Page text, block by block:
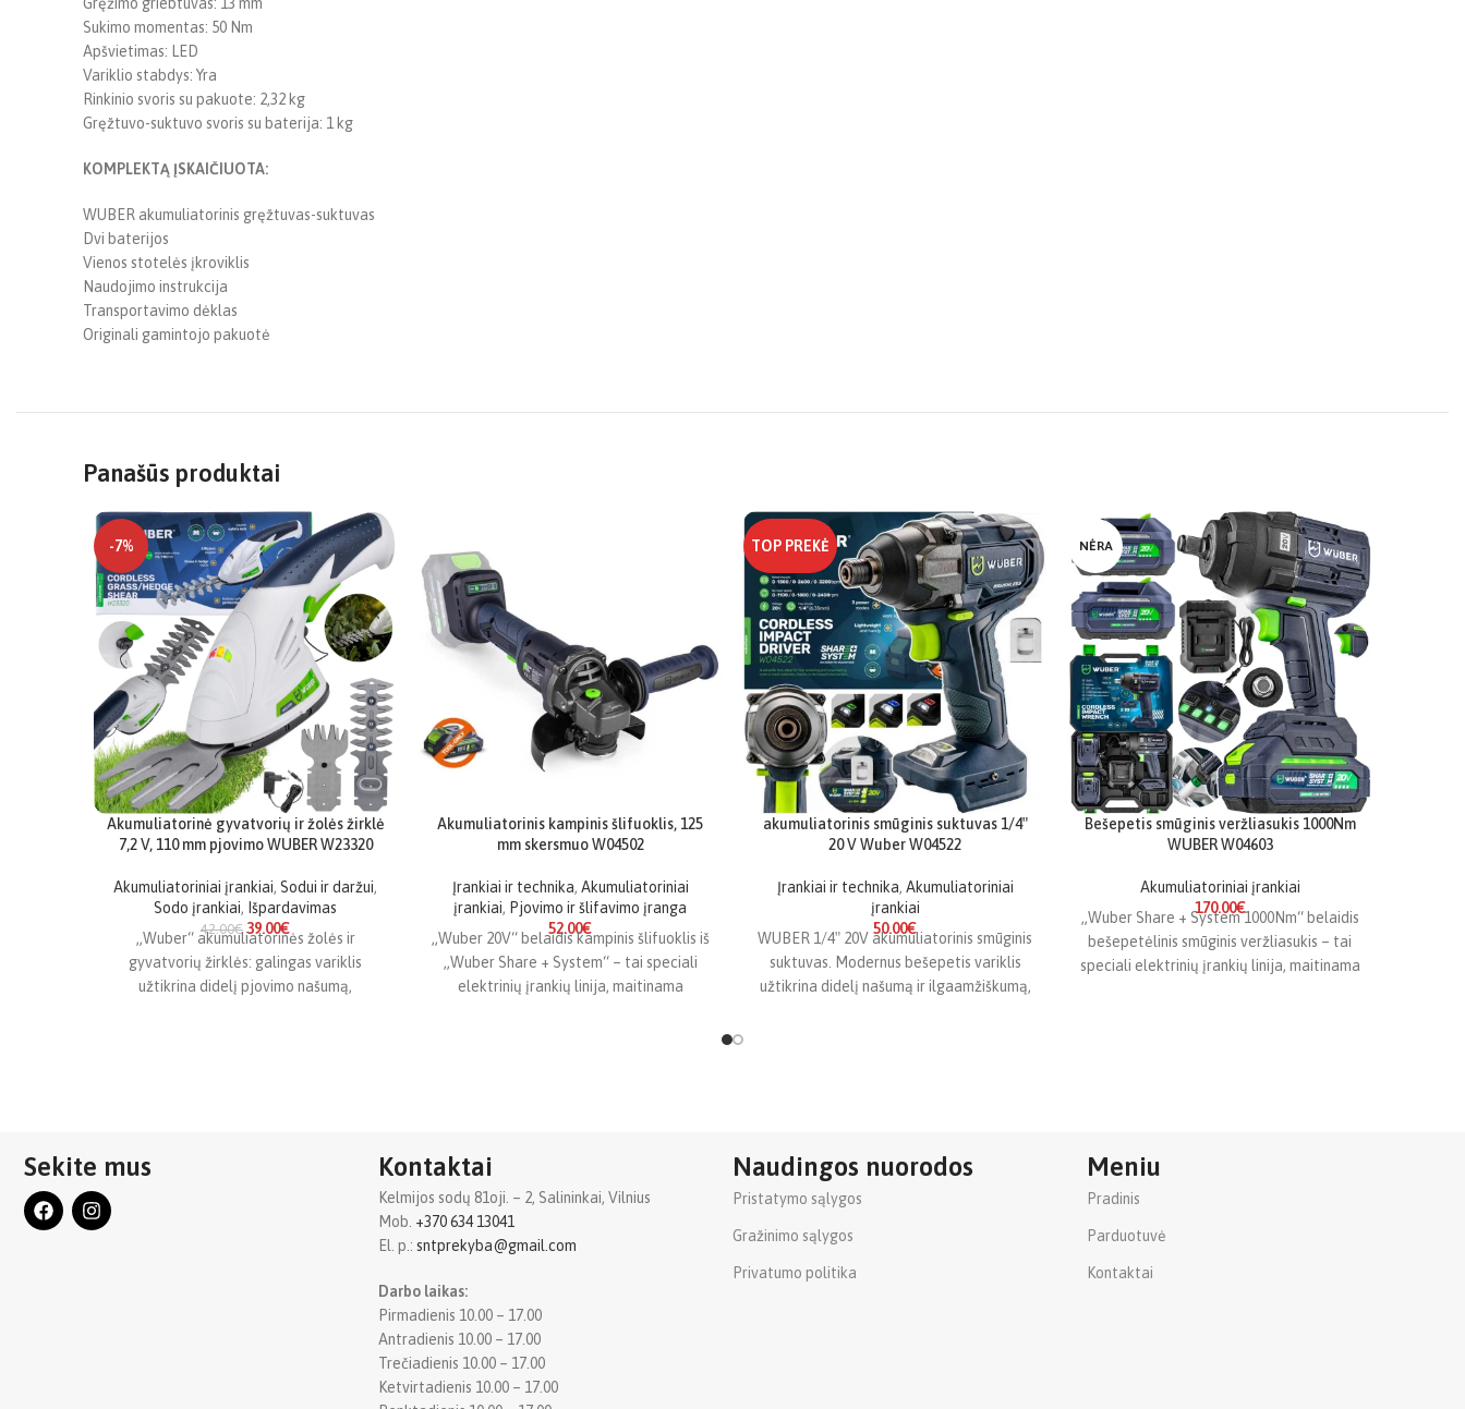
Sukimo momentas: 50 Nm
Apšvietimas: LED
Variklio stabdys: Yra
Rinkinio svoris su pakuote: 2,32 kg
Gręžtuvo-suktuvo svoris su baterija: 1 kg
KOMPLEKTĄ ĮSKAIČIUOTA:
WUBER akumuliatorinis gręžtuvas-suktuvas
Dvi baterijos
Vienos stotelės įkroviklis
Naudojimo instrukcija
Transportavimo dėklas
Originali gamintojo pakuotė
Panašūs produktai
-7%
Akumuliatorinė gyvatvorių ir žolės žirklė
7,2 V, 110 mm pjovimo WUBER W23320
Akumuliatoriniai įrankiai, Sodui ir daržui,
Sodo įrankiai, Išpardavimas
42.00€ 39.00€
„Wuber“ akumuliatorinės žolės ir
gyvatvorių žirklės: galingas variklis
užtikrina didelį pjovimo našumą,
Akumuliatorinis kampinis šlifuoklis, 125
mm skersmuo W04502
Įrankiai ir technika, Akumuliatoriniai
įrankiai, Pjovimo ir šlifavimo įranga
52.00€
„Wuber 20V“ belaidis kampinis šlifuoklis iš
„Wuber Share + System“ – tai speciali
elektrinių įrankių linija, maitinama
TOP PREKĖ
akumuliatorinis smūginis suktuvas 1/4″
20 V Wuber W04522
Įrankiai ir technika, Akumuliatoriniai
įrankiai
50.00€
WUBER 1/4″ 20V akumuliatorinis smūginis
suktuvas. Modernus bešepetis variklis
užtikrina didelį našumą ir ilgaamžiškumą,
NĖRA
Bešepetis smūginis veržliasukis 1000Nm
WUBER W04603
Akumuliatoriniai įrankiai
170.00€
„Wuber Share + System 1000Nm“ belaidis
bešepetėlinis smūginis veržliasukis – tai
speciali elektrinių įrankių linija, maitinama
Sekite mus Kontaktai
Kelmijos sodų 81oji. – 2, Salininkai, Vilnius
Mob. +370 634 13041
El. p.: sntprekyba@gmail.com
Darbo laikas:
Pirmadienis 10.00 – 17.00
Antradienis 10.00 – 17.00
Trečiadienis 10.00 – 17.00
Ketvirtadienis 10.00 – 17.00
Naudingos nuorodos
Pristatymo sąlygos
Gražinimo sąlygos
Privatumo politika
Meniu
Pradinis
Parduotuvė
Kontaktai